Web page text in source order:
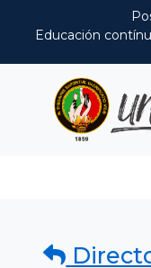
Educación